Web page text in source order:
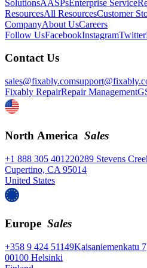
SolutionsAASPsEnterprise Service
ResourcesAll ResourcesCustomer
CompanyAbout UsCareers
Follow UsFacebookInstagramTwitter
Contact Us
sales@fixably.com
Fixably RepairRepair Management
North America Sales
+1 888 305 401220289 Stevens
Cupertino, CA 95014
United States
Europe Sales
+358 9 424 51149Kaisaniemenkatu 7
00100 Helsinki